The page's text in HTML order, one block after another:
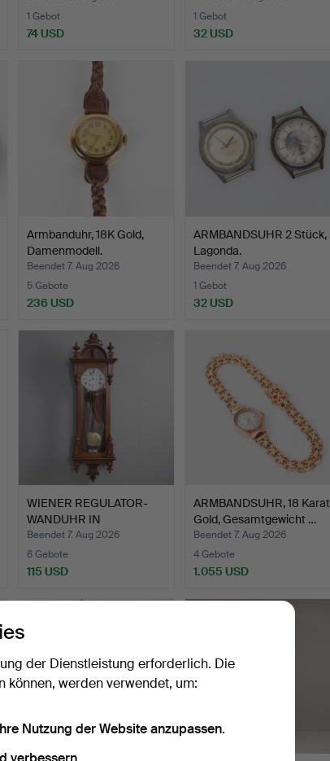
1 Gebot
74 USD
1 Gebot
32 USD
Armbanduhr, 18K Gold,
Damenmodell.
Beendet 7. Aug 2026
5 Gebote
236 USD
ARMBANDSUHR 2 Stück,
Lagonda.
Beendet 7. Aug 2026
1 Gebot
32 USD
WIENER REGULATOR-
WANDUHR IN
NUSSBAUM, 19. …
Beendet 7. Aug 2026
6 Gebote
115 USD
ARMBANDSUHR, 18 Karat
Gold, Gesamtgewicht …
Beendet 7. Aug 2026
4 Gebote
1.055 USD
der Dienstleistung erforderlich. Die
können, werden verwendet, um:
Nutzung der Website anzupassen.